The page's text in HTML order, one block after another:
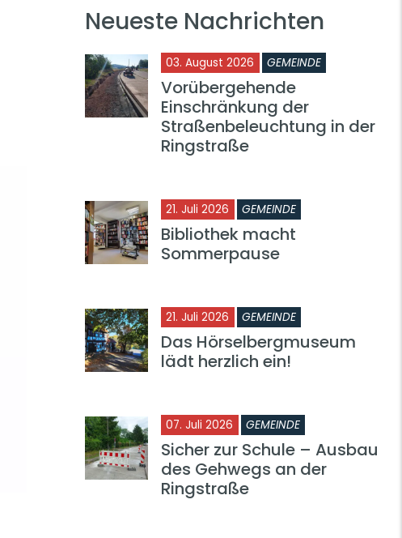
Neueste Nachrichten
03. August 2026 GEMEINDE
Vorübergehende
Einschränkung der
Straßenbeleuchtung in der
Ringstraße
21. Juli 2026 GEMEINDE
Bibliothek macht
Sommerpause
21. Juli 2026 GEMEINDE
Das Hörselbergmuseum
lädt herzlich ein!
07. Juli 2026 GEMEINDE
Sicher zur Schule – Ausbau
des Gehwegs an der
Ringstraße